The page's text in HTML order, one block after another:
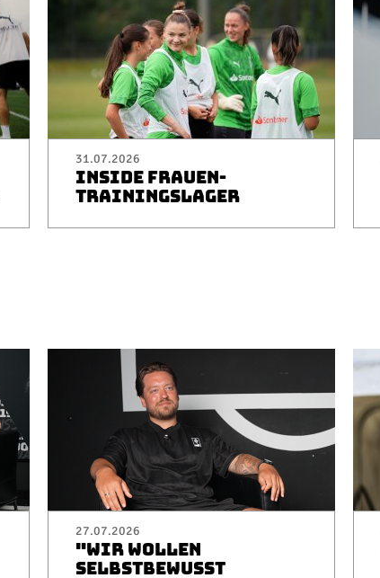
31.07.2026
INSIDE FRAUEN-
TRAININGSLAGER
27.07.2026
"WIR WOLLEN
SELBSTBEWUSST